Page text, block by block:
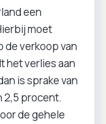
een
moet
de verkoop van
het verlies aan
is sprake van
2,5 procent.
de gehele